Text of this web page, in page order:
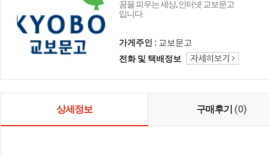
꿈을 피우는 세상, 인터넷 교보문고
입니다.
가게주인 : 교보문고
전화 및 택배정보
상세정보 구매후기 (0)